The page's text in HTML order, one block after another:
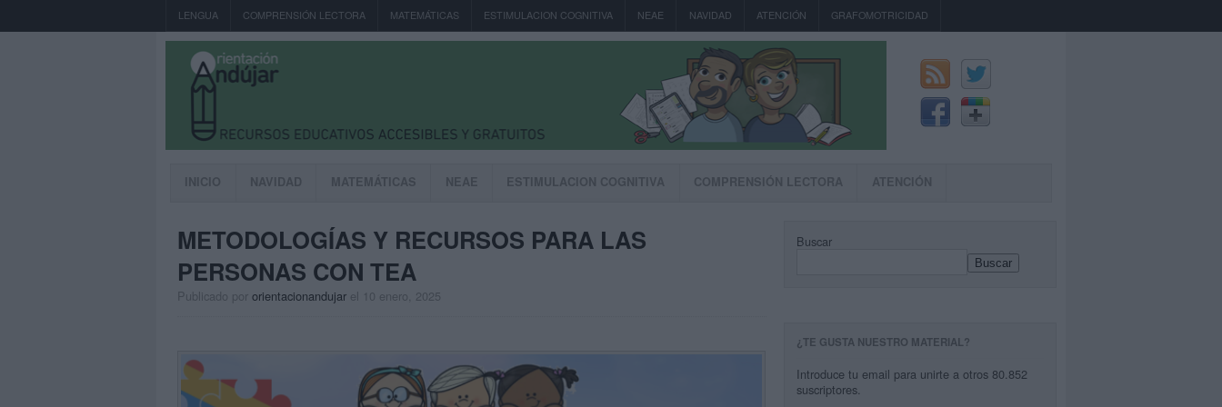
LENGUA COMPRENSIÓN LECTORA MATEMÁTICAS ESTIMULACION COGNITIVA NEAE NAVIDAD ATENCIÓN GRAFOMOTRICIDAD
INICIO NAVIDAD MATEMÁTICAS NEAE ESTIMULACION COGNITIVA COMPRENSIÓN LECTORA ATENCIÓN
METODOLOGÍAS Y RECURSOS PARA LAS
PERSONAS CON TEA
Publicado por orientacionandujar el 10 enero, 2025
Buscar
Buscar
¿TE GUSTA NUESTRO MATERIAL?
Introduce tu email para unirte a otros 80.852
suscriptores.